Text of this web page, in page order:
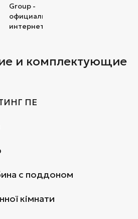
и комплектующие
ПЕ
с поддоном
кімнати